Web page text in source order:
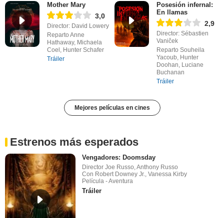
Mother Mary
3,0
Director: David Lowery
Reparto Anne
Hathaway, Michaela
Coel, Hunter Schafer
Tráiler
Posesión infernal:
En llamas
2,9
Director: Sébastien
Vaniček
Reparto Souheila
Yacoub, Hunter
Doohan, Luciane
Buchanan
Tráiler
Mejores películas en cines
Estrenos más esperados
Vengadores: Doomsday
Director Joe Russo, Anthony Russo
Con Robert Downey Jr., Vanessa Kirby
Película - Aventura
Tráiler